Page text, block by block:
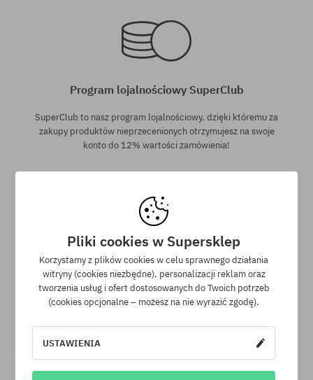
M
Dostępne rozmiary:
Dostępne rozmiary:
M
Program lojalnościowy SuperClub
SuperClub to nasz program lojalnościowy, dzięki któremu za
zakupy produktów nieprzecenionych otrzymujesz na swoje
konto do 12% wartości zamówienia!
Darmowa wysyłka od 350 zł
Do wszystkich zamówień powyżej 350 zł oferujemy wysyłkę
GRATIS, niezależnie od wybranej formy płatności i przewoźnika.
Pliki cookies w Supersklep
Korzystamy z plików cookies w celu sprawnego działania
witryny (cookies niezbędne), personalizacji reklam oraz
tworzenia usług i ofert dostosowanych do Twoich potrzeb
(cookies opcjonalne – możesz na nie wyrazić zgodę).
USTAWIENIA